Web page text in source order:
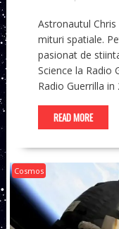
Astronautul
mituri spatiale.
pasionat de
Science la Radio
Radio Guerrilla
READ MORE
Cosmos